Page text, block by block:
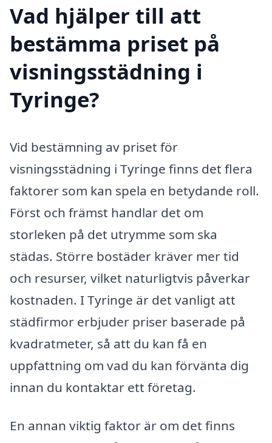
Vad hjälper till att
bestämma priset på
visningsstädning i
Tyringe?
Vid bestämning av priset för
visningsstädning i Tyringe finns det flera
faktorer som kan spela en betydande roll.
Först och främst handlar det om
storleken på det utrymme som ska
städas. Större bostäder kräver mer tid
och resurser, vilket naturligtvis påverkar
kostnaden. I Tyringe är det vanligt att
städfirmor erbjuder priser baserade på
kvadratmeter, så att du kan få en
uppfattning om vad du kan förvänta dig
innan du kontaktar ett företag.
En annan viktig faktor är om det finns